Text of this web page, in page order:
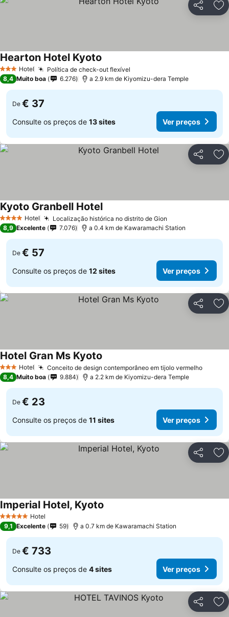
Partilhar
3 EstrelasHotel Política de check-out flexível
Hearton Hotel Kyoto
8,4 Muito boa 6.276 a 2.9 km de Kiyomizu-dera Temple
De € 37
Consulte os preços de 13 sites Ver preços
Partilhar
4 EstrelasHotel Localização histórica no distrito de Gion
Kyoto Granbell HotelVer preços
8,9 Excelente 7.076 a 0.4 km de Kawaramachi Station
De € 57
Consulte os preços de 12 sites Ver preços
Partilhar
3 EstrelasHotel Conceito de design contemporâneo em tijolo vermelhoVer
Hotel Gran Ms Kyoto
8,4 Muito boa 9.884 a 2.2 km de Kiyomizu-dera Temple
De € 23
Consulte os preços de 11 sites Ver preços
Partilhar
5 Estrelas Hotel
Imperial Hotel, Kyoto
9,1 Excelente 59 a 0.7 km de Kawaramachi Station
De € 733
Consulte os preços de 4 sites Ver preços
Partilhar